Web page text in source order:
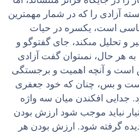
آزادى را که در شمار مهم‏ترین
است، یکسره در حیات
تحلیل مى‏کند، جاى گفت‏وگو و
به هر حال، نمى‏توان گفت آزادى
است و آنچه اهمیت و برجستگى
است و بس، چنان که خود جعفرى
جدایى افکندن میان سه واژه
نباید موجب شود ارزش بودن
گرفته شود. ارزش بودن هر